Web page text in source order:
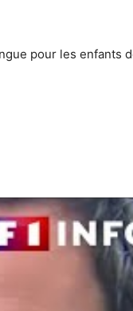
pour les enfants